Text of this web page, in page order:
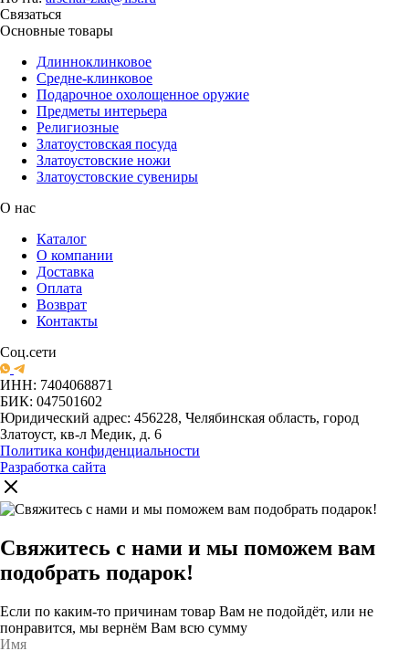
Связаться
Основные товары
Длинноклинковое
Средне-клинковое
Подарочное охолощенное оружие
Предметы интерьера
Религиозные
Златоустовская посуда
Златоустовские ножи
Златоустовские сувениры
О нас
Каталог
О компании
Доставка
Оплата
Возврат
Контакты
Соц.сети
ИНН: 7404068871
БИК: 047501602
Юридический адрес: 456228, Челябинская область, город
Златоуст, кв-л Медик, д. 6
Политика конфиденциальности
Разработка сайта
Свяжитесь с нами и мы поможем вам
подобрать подарок!
Если по каким-то причинам товар Вам не подойдёт, или не
понравится, мы вернём Вам всю сумму